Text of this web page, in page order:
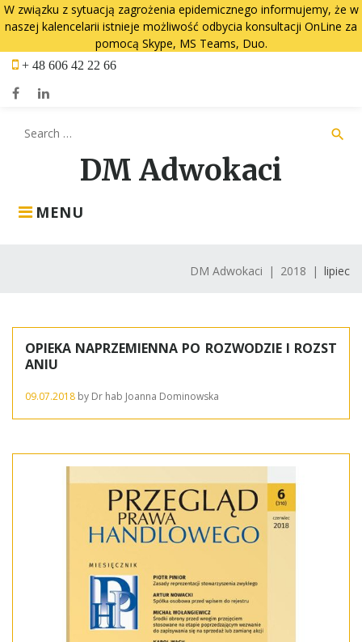
W związku z sytuacją zagrożenia epidemicznego informujemy, że w
naszej kalencelarii istnieje możliwość odbycia konsultacji OnLine za
pomocą Skype, MS Teams, Duo.
Skip
content
+ 48 606 42 22 66
DM Adwokaci
MENU
Search
search
DM Adwokaci | 2018 | lipiec
lipiec
2018
OPIEKA NAPRZEMIENNA PO ROZWODZIE I ROZST
ANIU
09.07.2018 by Dr hab Joanna Dominowska